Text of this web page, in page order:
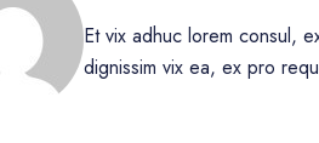
Et vix adhuc lorem consul,
dignissim vix ea, ex pro